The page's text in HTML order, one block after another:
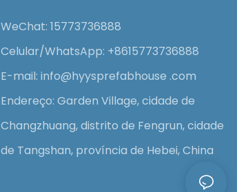
WeChat: 15773736888
Celular/WhatsApp: +8615773736888
E-mail: info@hyysprefabhouse .com
Endereço: Garden Village, cidade de
Changzhuang, distrito de Fengrun, cidade
de Tangshan, província de Hebei, China